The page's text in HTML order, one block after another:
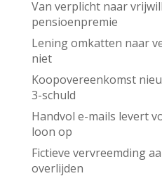
Van verplicht naar
pensioenpremie
Lening omkatten naar
niet
Koopovereenkomst
3-schuld
Handvol e-mails levert
loon op
Fictieve vervreemding
overlijden